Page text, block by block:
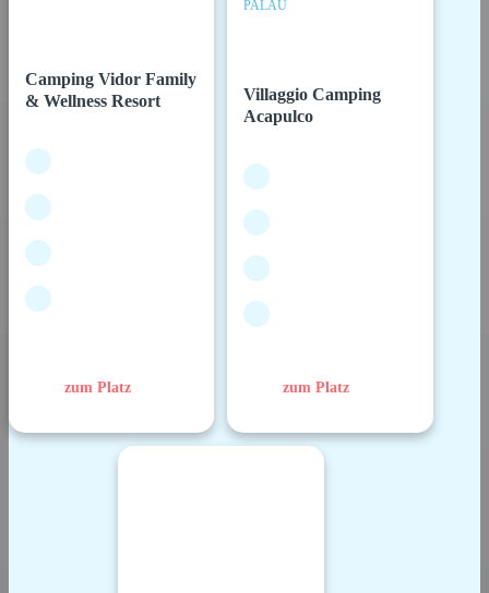
Camping Vidor Family
& Wellness Resort
zum Platz
PALAU
Villaggio Camping
Acapulco
zum Platz